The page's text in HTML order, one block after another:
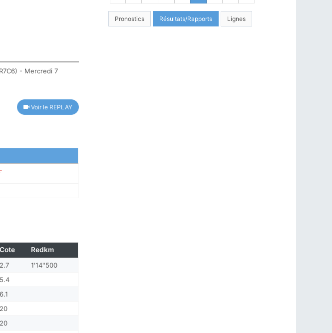
Pronostics Résultats/Rapports Lignes
- Mercredi 7
Voir le REPLAY
2.7
1'14''500
5.4
6.1
20
20
Cote Redkm